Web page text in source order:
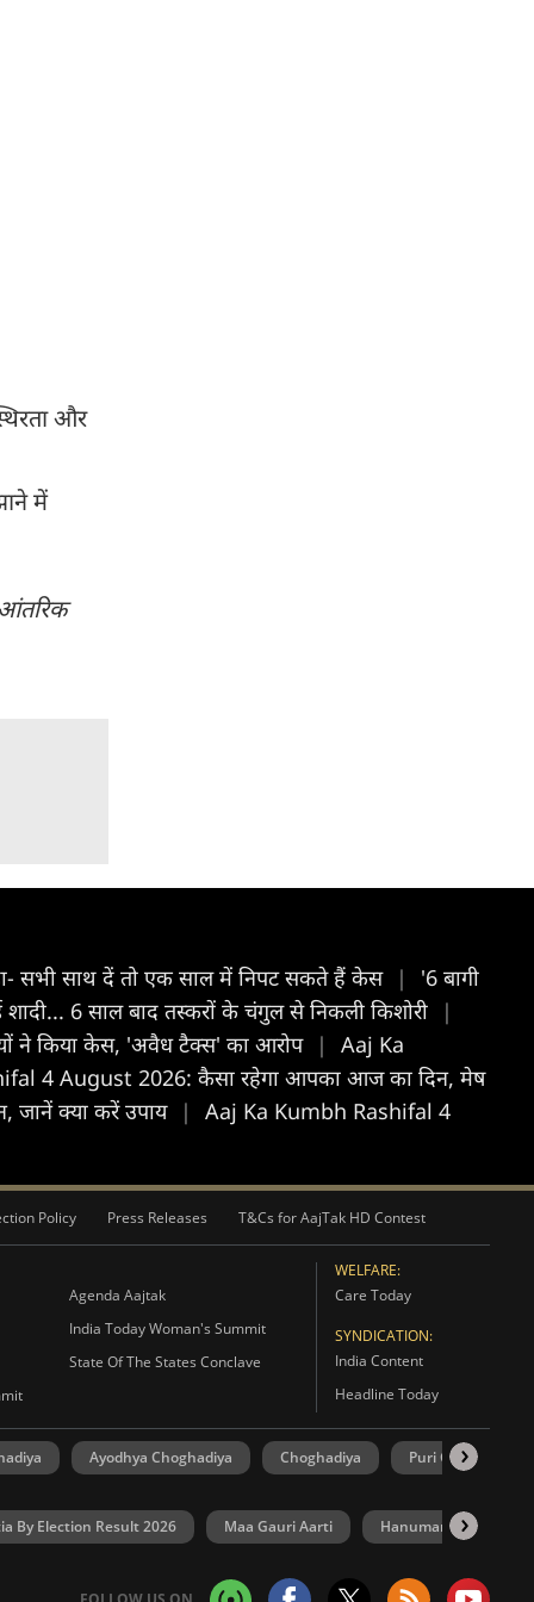
और
में
सभी साथ दें तो एक साल में निपट सकते हैं केस |
'6 बागी
6 साल बाद तस्करों के चंगुल से निकली किशोरी
|
ने किया केस, 'अवैध टैक्स' का आरोप |
Aaj Ka
4 August 2026: कैसा रहेगा आपका आज का द‍िन, मेष
जानें क्या करें उपाय |
Aaj Ka Kumbh Rashifal 4
Policy Press Releases T&Cs for AajTak HD Contest
Agenda Aajtak
India Today Woman's Summit
State Of The States Conclave
WELFARE:
Care Today
SYNDICATION:
India Content
Headline Today
Ayodhya Choghadiya Choghadiya Puri Choghadiya
By Election Result 2026 Maa Gauri Aarti Hanuman Chalisa